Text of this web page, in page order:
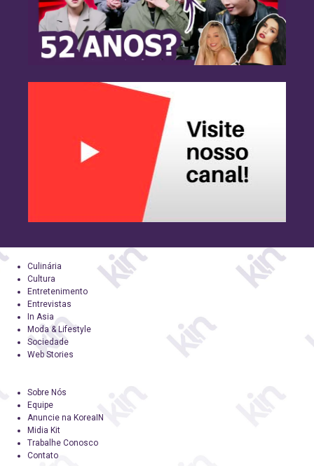
Culinária
Cultura
Entretenimento
Entrevistas
In Asia
Moda & Lifestyle
Sociedade
Web Stories
Sobre Nós
Equipe
Anuncie na KoreaIN
Midia Kit
Trabalhe Conosco
Contato